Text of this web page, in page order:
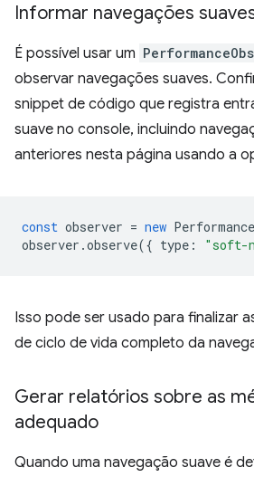
Informar navegações
É possível usar um
observar navegações suaves.
snippet de código que registra
suave no console, incluindo
anteriores nesta página usando a
const observer = new
observer .observe({ type : "soft-
Isso pode ser usado para finalizar
de ciclo de vida completo da
Gerar relatórios sobre as
adequado
Quando uma navegação suave é